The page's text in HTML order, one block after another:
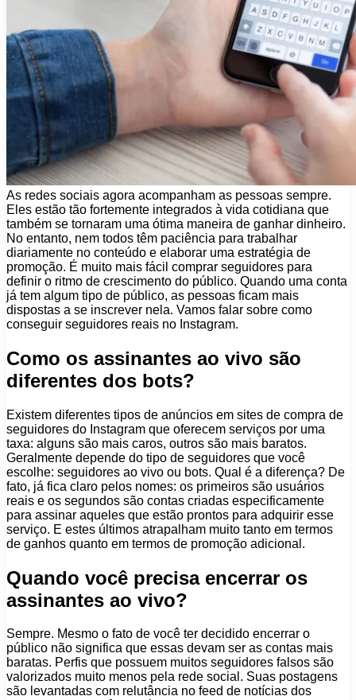
As redes sociais agora acompanham as pessoas sempre.
Eles estão tão fortemente integrados à vida cotidiana que
também se tornaram uma ótima maneira de ganhar dinheiro.
No entanto, nem todos têm paciência para trabalhar
diariamente no conteúdo e elaborar uma estratégia de
promoção. É muito mais fácil comprar seguidores para
definir o ritmo de crescimento do público. Quando uma conta
já tem algum tipo de público, as pessoas ficam mais
dispostas a se inscrever nela. Vamos falar sobre como
conseguir seguidores reais no Instagram.
Como os assinantes ao vivo são
diferentes dos bots?
Existem diferentes tipos de anúncios em sites de compra de
seguidores do Instagram que oferecem serviços por uma
taxa: alguns são mais caros, outros são mais baratos.
Geralmente depende do tipo de seguidores que você
escolhe: seguidores ao vivo ou bots. Qual é a diferença? De
fato, já fica claro pelos nomes: os primeiros são usuários
reais e os segundos são contas criadas especificamente
para assinar aqueles que estão prontos para adquirir esse
serviço. E estes últimos atrapalham muito tanto em termos
de ganhos quanto em termos de promoção adicional.
Quando você precisa encerrar os
assinantes ao vivo?
Sempre. Mesmo o fato de você ter decidido encerrar o
público não significa que essas devam ser as contas mais
baratas. Perfis que possuem muitos seguidores falsos são
valorizados muito menos pela rede social. Suas postagens
são levantadas com relutância no feed de notícias dos